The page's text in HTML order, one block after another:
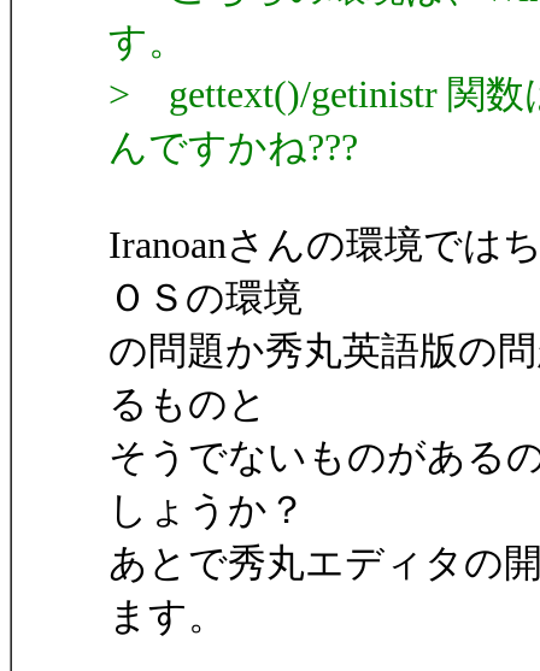
す。
> gettext()/getinistr 関
んですかね???
Iranoanさんの環境では
ＯＳの環境
の問題か秀丸英語版の
るものと
そうでないものがある
しょうか？
あとで秀丸エディタの
ます。